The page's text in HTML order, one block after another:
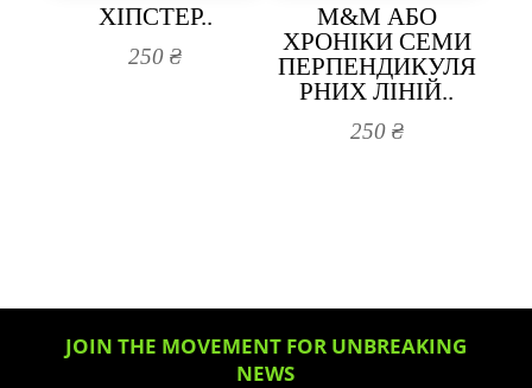
ХІПСТЕР..
250₴
M&M АБО
ХРОНІКИ СЕМИ
ПЕРПЕНДИКУЛЯ
РНИХ ЛІНІЙ..
250 ₴
JOIN THE MOVEMENT FOR UNBREAKING
NEWS